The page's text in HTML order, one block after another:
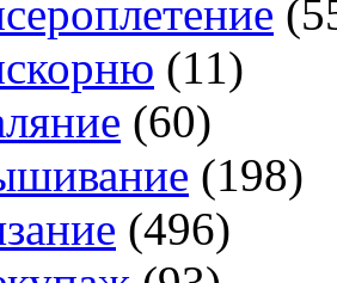
(11)
(60)
(198)
(496)